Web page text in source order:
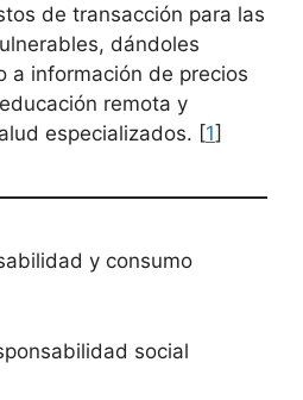
de transacción para las
dándoles
a información de precios
remota y
especializados. [1]
y consumo
social